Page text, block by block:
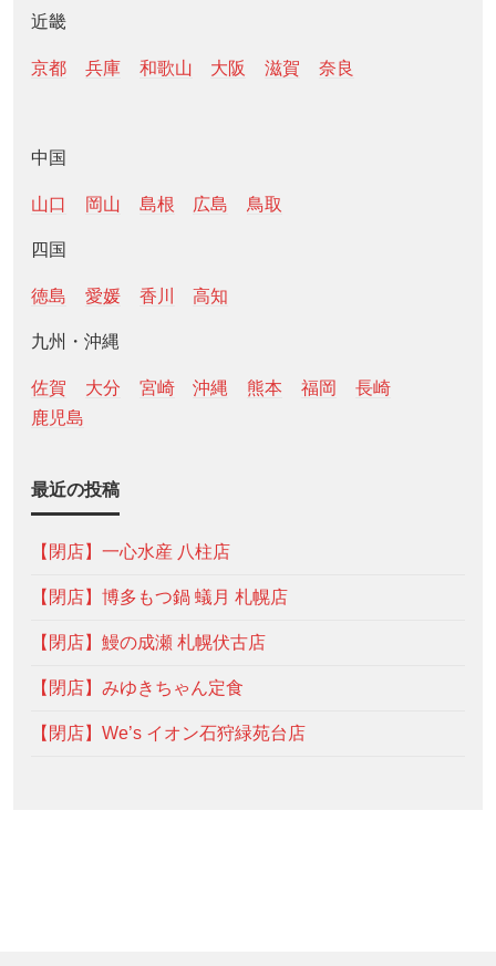
近畿
京都 兵庫 和歌山 大阪 滋賀 奈良
中国
山口 岡山 島根 広島 鳥取
四国
徳島 愛媛 香川 高知
九州・沖縄
佐賀 大分 宮崎 沖縄 熊本 福岡
長崎
鹿児島
最近の投稿
【閉店】一心水産 八柱店
【閉店】博多もつ鍋 蟻月 札幌店
【閉店】鰻の成瀬 札幌伏古店
【閉店】みゆきちゃん定食
【閉店】We’s イオン石狩緑苑台店